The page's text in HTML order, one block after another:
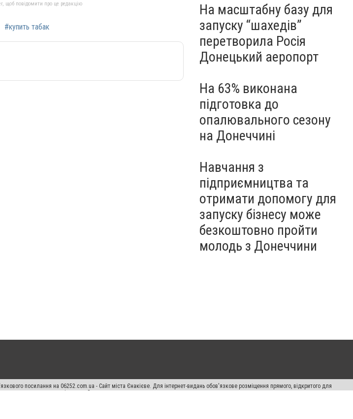
щоб повідомити про це редакцію
#купить табак
На масштабну базу для
запуску “шахедів”
перетворила Росія
Донецький аеропорт
На 63% виконана
підготовка до
опалювального сезону
на Донеччині
Навчання з
підприємництва та
отримати допомогу для
запуску бізнесу може
безкоштовно пройти
молодь з Донеччини
посилання на 06252.com.ua - Сайт міста Єнакієве. Для інтернет-видань обов'язкове розміщення прямого, відкритого для
виняткових прав переслідується Законом.